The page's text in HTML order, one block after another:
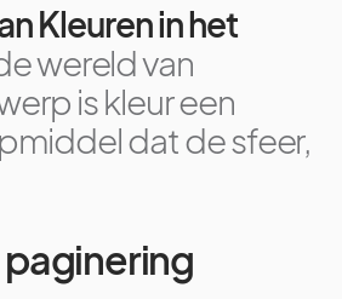
Kleuren in het
wereld van
is kleur een
dat de sfeer,